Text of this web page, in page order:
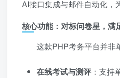
AI接口集成与邮件自动化，
核心功能：对标问卷星，满
这款PHP考务平台并非
在线考试与测评：支持